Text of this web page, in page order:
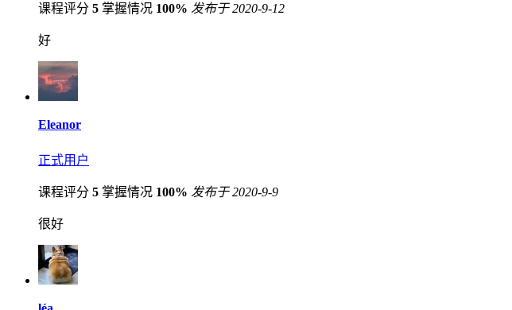
课程评分 5 掌握情况 100% 发布于 2020-9-12
好
Eleanor
正式用户
课程评分 5 掌握情况 100% 发布于 2020-9-9
很好